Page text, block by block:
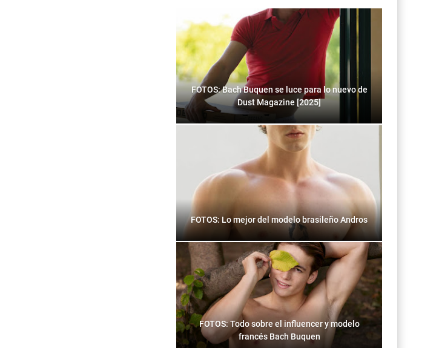
FOTOS: Bach Buquen se luce para lo nuevo de
Dust Magazine [2025]
FOTOS: Lo mejor del modelo brasileño Andros
FOTOS: Todo sobre el influencer y modelo
francés Bach Buquen